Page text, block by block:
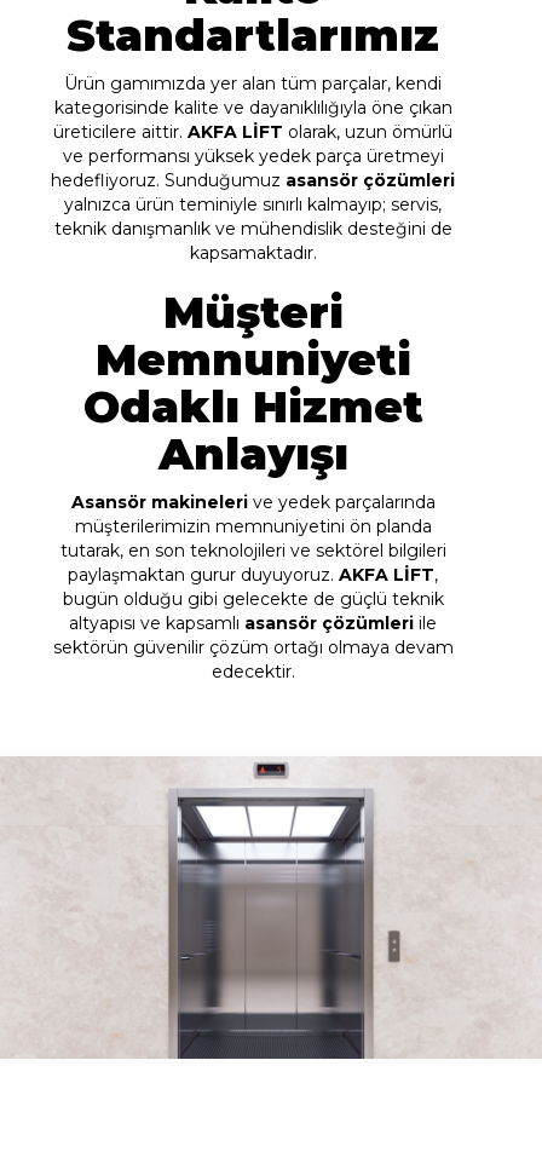
Standartlarımız
Ürün gamımızda yer alan tüm parçalar, kendi
kategorisinde kalite ve dayanıklılığıyla öne çıkan
üreticilere aittir. AKFA LİFT olarak, uzun ömürlü
ve performansı yüksek yedek parça üretmeyi
hedefliyoruz. Sunduğumuz asansör çözümleri
yalnızca ürün teminiyle sınırlı kalmayıp; servis,
teknik danışmanlık ve mühendislik desteğini de
kapsamaktadır.
Müşteri
Memnuniyeti
Odaklı Hizmet
Anlayışı
Asansör makinelerive yedek parçalarında
müşterilerimizin memnuniyetini ön planda
tutarak, en son teknolojileri ve sektörel bilgileri
paylaşmaktan gurur duyuyoruz. AKFA LİFT,
bugün olduğu gibi gelecekte de güçlü teknik
altyapısı ve kapsamlı asansör çözümleri ile
sektörün güvenilir çözüm ortağı olmaya devam
edecektir.